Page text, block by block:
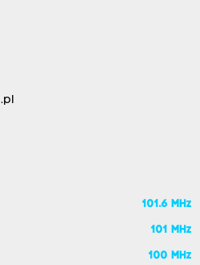
101.6 MHz
101 MHz
100 MHz